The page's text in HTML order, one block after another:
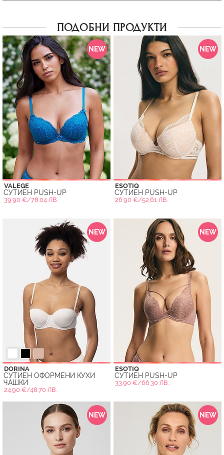
ПОДОБНИ ПРОДУКТИ
NEW
VALEGE
СУТИЕН PUSH-UP
39.90 €/78.04 ЛВ.
NEW
ESOTIQ
СУТИЕН PUSH-UP
26.90 €/52.61 ЛВ.
NEW
DORINA
СУТИЕН ОФОРМЕНИ КУХИ
ЧАШКИ
24.90 €/48.70 ЛВ.
NEW
ESOTIQ
СУТИЕН PUSH-UP
33.90 €/66.30 ЛВ.
NEW NEW